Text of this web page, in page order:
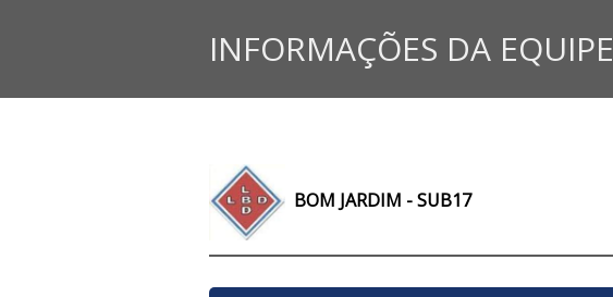
INFORMAÇÕES DA EQUIPE
BOM JARDIM - SUB17